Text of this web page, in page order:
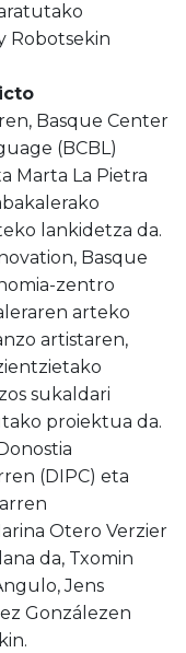
Robotsekin
Basque Center
(BCBL)
Marta La Pietra
lankidetza da.
Basque
zentro
arteko
artistaren,
sukaldari
proiektua da.
(DIPC) eta
Otero Verzier
da, Txomin
Jens
Gonzálezen